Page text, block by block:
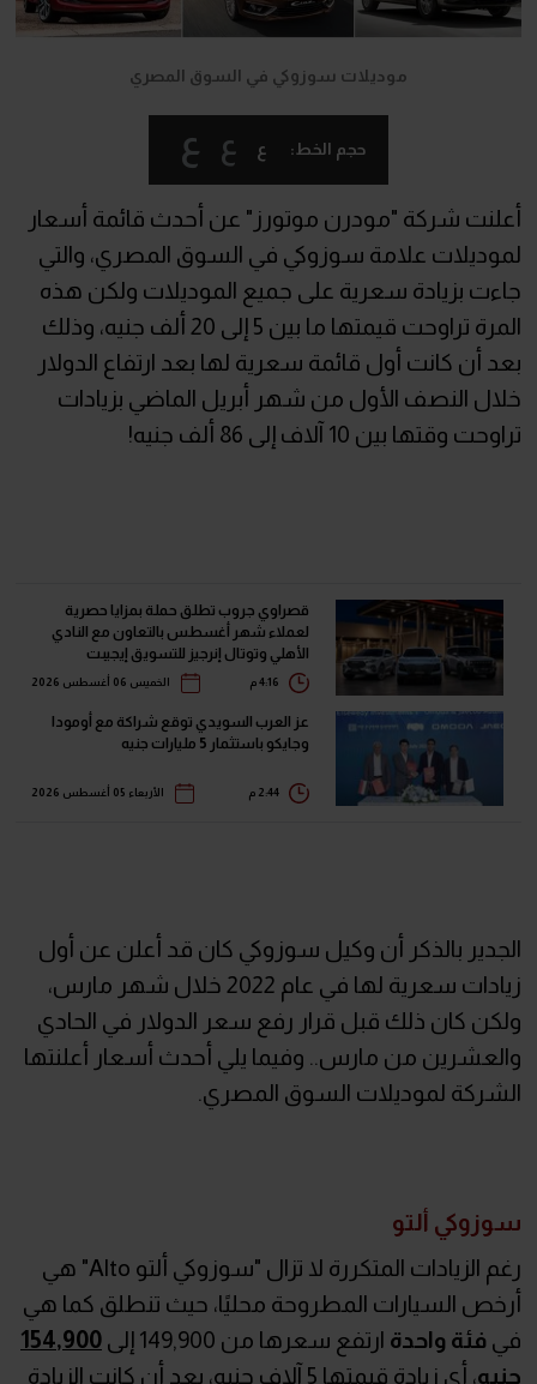
موديلات سوزوكي في السوق المصري
حجم الخط: ع ع ع
أعلنت شركة "مودرن موتورز" عن أحدث قائمة أسعار
لموديلات علامة سوزوكي في السوق المصري، والتي
جاءت بزيادة سعرية على جميع الموديلات ولكن هذه
المرة تراوحت قيمتها ما بين 5 إلى 20 ألف جنيه، وذلك
بعد أن كانت أول قائمة سعرية لها بعد ارتفاع الدولار
خلال النصف الأول من شهر أبريل الماضي بزيادات
تراوحت وقتها بين 10 آلاف إلى 86 ألف جنيه!
قصراوي جروب تطلق حملة بمزايا حصرية
لعملاء شهر أغسطس بالتعاون مع النادي
الأهلي وتوتال إنرجيز للتسويق إيجيبت
الخميس 06 أغسطس 2026
عز العرب السويدي توقع شراكة مع أومودا
وجايكو باستثمار 5 مليارات جنيه
2:44 م الأربعاء 05 أغسطس 2026
الجدير بالذكر أن وكيل سوزوكي كان قد أعلن عن أول
زيادات سعرية لها في عام 2022 خلال شهر مارس،
ولكن كان ذلك قبل قرار رفع سعر الدولار في الحادي
والعشرين من مارس.. وفيما يلي أحدث أسعار أعلنتها
الشركة لموديلات السوق المصري.
سوزوكي ألتو
رغم الزيادات المتكررة لا تزال "سوزوكي ألتو Alto" هي
أرخص السيارات المطروحة محليًا، حيث تنطلق كما هي
في فئة واحدة ارتفع سعرها من 149,900 إلى
154,900
جنيه
، أي زيادة قيمتها 5 آلاف جنيه، بعد أن كانت الزيادة